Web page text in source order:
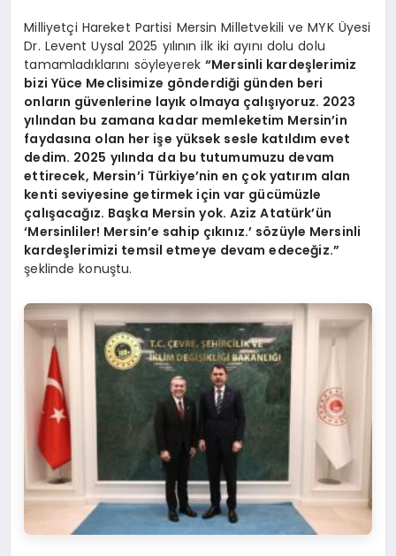
Milliyetçi Hareket Partisi Mersin Milletvekili ve MYK Üyesi
Dr. Levent Uysal 2025 yılının ilk iki ayını dolu dolu
tamamladıklarını söyleyerek “Mersinli kardeşlerimiz
bizi Yüce Meclisimize gönderdiği günden beri
onların güvenlerine layık olmaya çalışıyoruz. 2023
yılından bu zamana kadar memleketim Mersin’in
faydasına olan her işe yüksek sesle katıldım evet
dedim. 2025 yılında da bu tutumumuzu devam
ettirecek, Mersin’i Türkiye’nin en çok yatırım alan
kenti seviyesine getirmek için var gücümüzle
çalışacağız. Başka Mersin yok. Aziz Atatürk’ün
‘Mersinliler! Mersin’e sahip çıkınız.’ sözüyle Mersinli
kardeşlerimizi temsil etmeye devam edeceğiz.”
şeklinde konuştu.